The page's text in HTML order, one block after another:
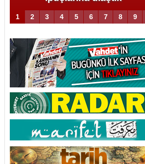
1 2 3 4 5 6 7 8 9